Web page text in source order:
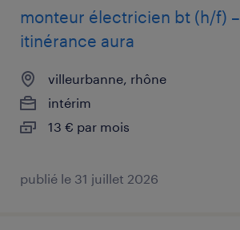
monteur électricien bt (h/f) –
itinérance aura
villeurbanne, rhône
intérim
13 € par mois
publié le 31 juillet 2026